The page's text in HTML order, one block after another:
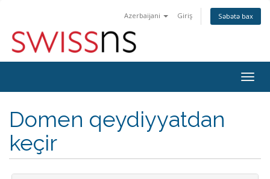
Azerbaijani Giriş Səbətə bax
keçid
Domen qeydiyyatdan
keçir